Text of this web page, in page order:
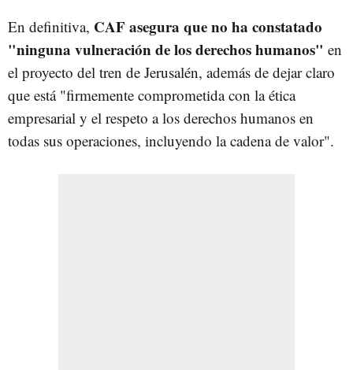
En definitiva, CAF asegura que no ha constatado
"ninguna vulneración de los derechos humanos" en
el proyecto del tren de Jerusalén, además de dejar claro
que está "firmemente comprometida con la ética
empresarial y el respeto a los derechos humanos en
todas sus operaciones, incluyendo la cadena de valor".